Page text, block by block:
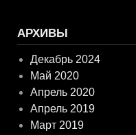
АРХИВЫ
Декабрь 2024
Май 2020
Апрель 2020
Апрель 2019
Март 2019